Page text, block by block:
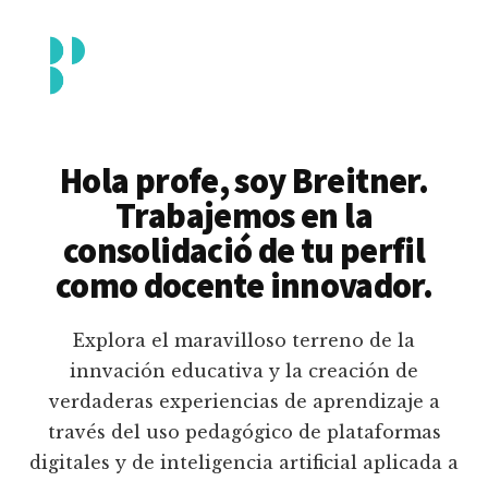
contenido
principal
menu
Piedrahita
docente
pedagógico
educativas
digitales
inteligencia
artificial.
Hola profe, soy Breitner.
Trabajemos en la
consolidació de tu perfil
como docente innovador.
Explora el maravilloso terreno de la
innvación educativa y la creación de
verdaderas experiencias de aprendizaje a
través del uso pedagógico de plataformas
digitales y de inteligencia artificial aplicada a